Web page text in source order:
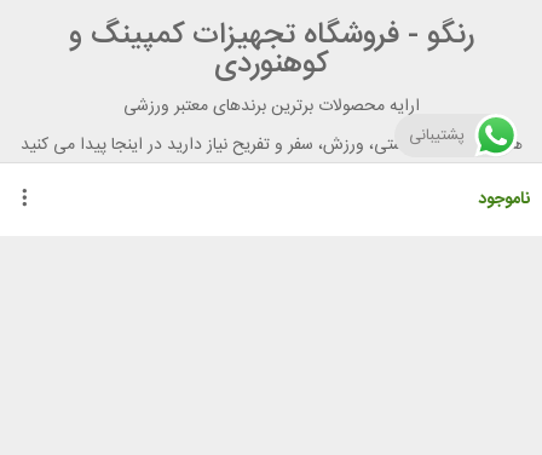
ناموجود
رنگو - فروشگاه تجهیزات کمپینگ و
کوهنوردی
ارایه محصولات برترین برندهای معتبر ورزشی
هر آنچه برای تندرستی، ورزش، سفر و تفریح نیاز دارید در اینجا پیدا می کنید
پشتیبانی